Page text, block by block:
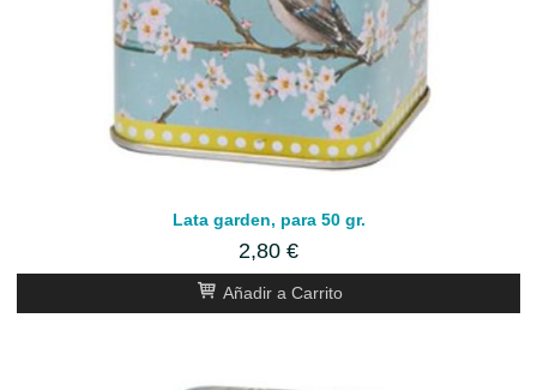
Lata garden, para 50 gr.
2,80 €
Añadir a Carrito